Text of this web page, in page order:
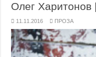
Олег Харитонов
11.11.2016 ПРОЗА